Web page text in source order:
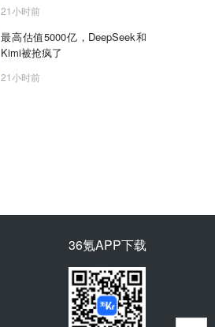
21小时前
最高估值5000亿，DeepSeek和
Kimi被抢疯了
21小时前
36氪APP下载